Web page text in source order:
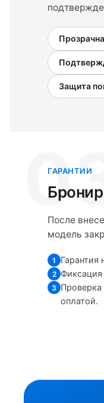
Защита
ГАРАНТИИ
После
модель
1 Гарантия
2
3 Проверка
оплатой.